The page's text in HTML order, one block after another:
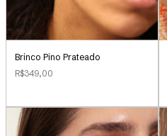
Brinco Pino Prateado
R$349,00